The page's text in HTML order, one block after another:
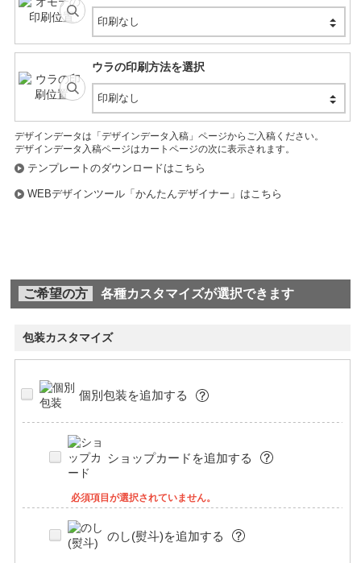
印刷なし
ウラの印刷方法を選択
印刷なし
デザインデータは「デザインデータ入稿」ページからご入稿ください。
デザインデータ入稿ページはカートページの次に表示されます。
テンプレートのダウンロードはこちら
WEBデザインツール「かんたんデザイナー」はこちら
ご希望の方 各種カスタマイズが選択できます
包装カスタマイズ
個別包装を追加する
ショップカードを追加する
必須項目が選択されていません。
のし(熨斗)を追加する